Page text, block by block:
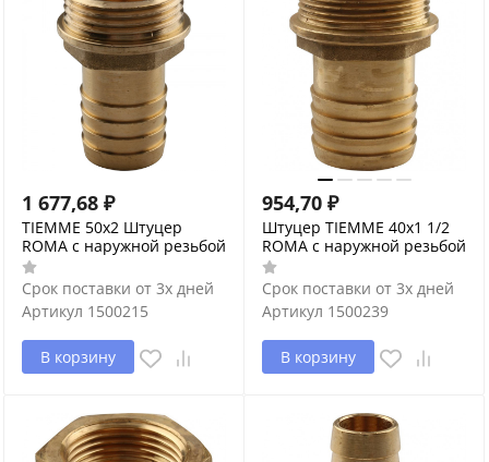
1 677,68 ₽
TIEMME 50x2 Штуцер
ROMA с наружной резьбой
Срок поставки от 3х дней
Артикул 1500215
В корзину
954,70 ₽
Штуцер TIEMME 40x1 1/2
ROMA с наружной резьбой
Срок поставки от 3х дней
Артикул 1500239
В корзину